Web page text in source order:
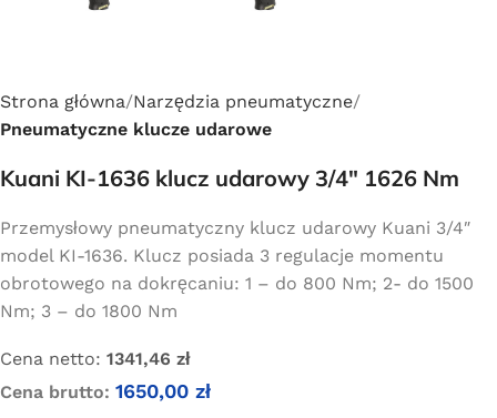
Strona główna Narzędzia pneumatyczne
Pneumatyczne klucze udarowe
Kuani KI-1636 klucz udarowy 3/4″ 1626 Nm
Przemysłowy pneumatyczny klucz udarowy Kuani 3/4″
model KI-1636. Klucz posiada 3 regulacje momentu
obrotowego na dokręcaniu: 1 – do 800 Nm; 2- do 1500
Nm; 3 – do 1800 Nm
Cena netto: 1341,46 zł
Cena brutto: 1650,00 zł